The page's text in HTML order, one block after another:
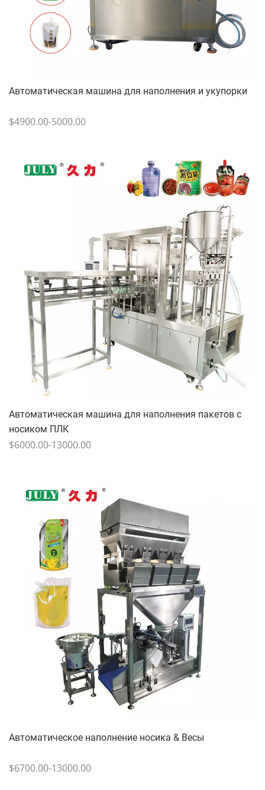
Автоматическая машина для наполнения и укупорки
$4900.00-5000.00
Автоматическая машина для наполнения пакетов с
носиком ПЛК
$6000.00-13000.00
Автоматическое наполнение носика & Весы
$6700.00-13000.00